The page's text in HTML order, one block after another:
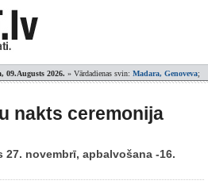
09.Augusts 2026. » Vārdadienas svin: Madara, Genoveva;
nakts ceremonija
novembrī, apbalvošana -16.